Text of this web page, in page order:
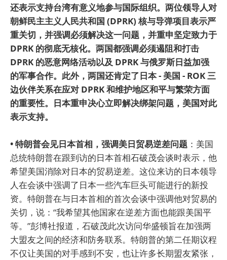
还表示支持台湾有意义地参与国际组织。两位领导人对
朝鲜民主主义人民共和国 (DPRK) 核与导弹项目表示严
重关切，并强调必须解决这一问题，并重申坚定致力于
DPRK 的彻底无核化。两国都强调必须遏阻和打击
DPRK 的恶意网络活动以及 DPRK 与俄罗斯日益加强
的军事合作。此外，两国还肯定了日本 - 美国 - ROK 三
边伙伴关系在应对 DPRK 和维护地区和平与繁荣方面
的重要性。日本重申决心立即解决绑架问题，美国对此
表示支持。
• 特朗普会见日本首相，强调美日贸易逆差问题 ：美国
总统特朗普在跟到访的日本首相石破茂会谈时表示，他
希望美国消除对日本的贸易逆差。这位来访的日本领导
人在会谈中强调了日本一些汽车巨头可能进行的新投
资。特朗普在与日本首相的首次会谈中强调他对贸易的
关切，说：“我希望其他国家在逆差方面也能跟美国平
等。”彭博社报道，石破茂此次访问华盛顿旨在加强两
大盟友之间的经济和防务联系。特朗普的第二任期议程
不仅让美国的对手感到不安，也让许多长期盟友紧张，